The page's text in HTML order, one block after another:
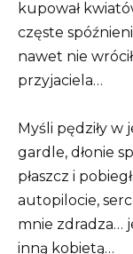
kupował
częste
nawet nie
przyjaciela…
Myśli pędziły w
gardle, dłonie
płaszcz i
autopilocie,
mnie zdradza…
inną kobietą…